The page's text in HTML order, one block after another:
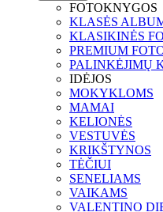
FOTOKNYGOS
KLASĖS
KLASIKINĖS
PREMIUM
PALINKĖJIMŲ
IDĖJOS
MOKYKLOMS
MAMAI
KELIONĖS
VESTUVĖS
KRIKŠTYNOS
TĖČIUI
SENELIAMS
VAIKAMS
VALENTINO